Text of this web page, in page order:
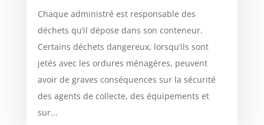
Chaque administré est responsable des
déchets qu’il dépose dans son conteneur.
Certains déchets dangereux, lorsqu’ils sont
jetés avec les ordures ménagères, peuvent
avoir de graves conséquences sur la sécurité
des agents de collecte, des équipements et
sur...